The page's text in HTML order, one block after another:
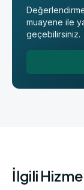
muayene ile
geçebilirsiniz.
İlgili